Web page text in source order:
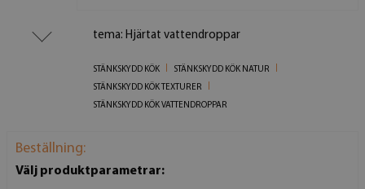
tema: Hjärtat vattendroppar
STÄNKSKYDD KÖK
STÄNKSKYDD KÖK NATUR
STÄNKSKYDD KÖK TEXTURER
STÄNKSKYDD KÖK VATTENDROPPAR
Beställning:
Välj produktparametrar: